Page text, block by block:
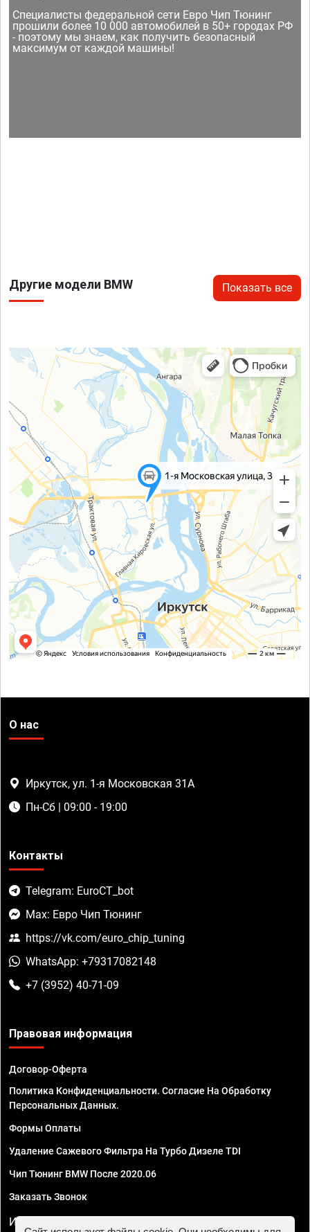
Специалисты федеральной сети Евро Чип Тюнинг
прошили более 10 000 автомобилей в 50+ городах РФ
- поэтому мы знаем, как получить безопасный
максимум от каждой машины!
Другие модели BMW Показать все
О нас
Иркутск, ул. 1-я Московская 31А
Пн-Сб | 09:00 - 19:00
Контакты
Telegram: EuroCT_bot
Max: Евро Чип Тюнинг
https://vk.com/euro_chip_tuning
WhatsApp: +79317082148
+7 (3952) 40-71-09
Правовая информация
Договор-Оферта
Политика Конфиденциальности. Согласие На Обработку
Персональных Данных.
Формы Оплаты
Удаление Сажевого Фильтра На Турбо Дизеле TDI
Чип Тюнинг BMW После 2020.06
Заказать Звонок
ИП Смирнов Георгий Павлович. ИНН 781302555843,